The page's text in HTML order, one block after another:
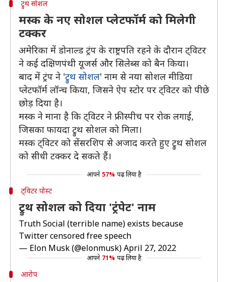
ट्रुथ सोशल
मस्क के नए सोशल प्लेटफॉर्म को मिलेगी
टक्कर
अमेरिका में डोनाल्ड ट्रंप के राष्ट्रपति रहने के दौरान ट्विटर
ने कई दक्षिणपंथी यूजर्स और सिलेब्स को बैन किया।
बाद में ट्रंप ने 'ट्रुथ सोशल' नाम से नया सोशल मीडिया
प्लेटफॉर्म लॉन्च किया, जिसने ऐप स्टोर पर ट्विटर को पीछे
छोड़ दिया है।
मस्क ने माना है कि ट्विटर ने फ्री स्पीच पर रोक लगाई,
जिसका फायदा ट्रुथ सोशल को मिला।
मस्क ट्विटर को सेंसरशिप से अजाद करते हुए ट्रुथ सोशल
को सीधी टक्कर दे सकते हैं।
आपने 57% पढ़ लिया है
ट्विटर पोस्ट
ट्रुथ सोशल को दिया 'ट्रंपेट' नाम
Truth Social (terrible name) exists because
Twitter censored free speech
— Elon Musk (@elonmusk)April 27, 2022
आपने 71% पढ़ लिया है
आरोप